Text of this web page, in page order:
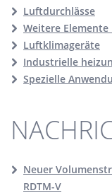
Luftdurchlässe
Weitere
Luftklimageräte
Industrielle
Spezielle
Neuer
RDTM-V